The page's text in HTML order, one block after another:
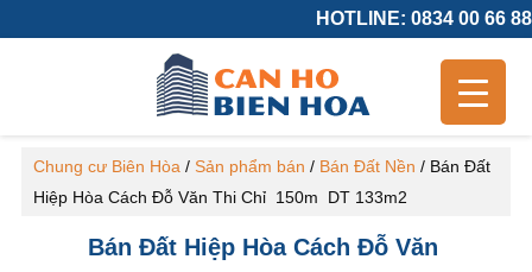
HOTLINE: 0834 00 66 88
Chung cư Biên Hòa / Sản phẩm bán / Bán Đất Nền / Bán Đất
Hiệp Hòa Cách Đỗ Văn Thi Chỉ 150m DT 133m2
Bán Đất Hiệp Hòa Cách Đỗ Văn